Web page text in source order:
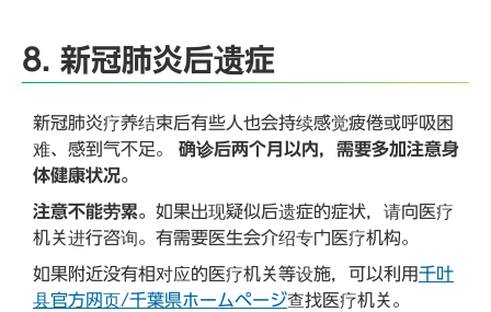
8. 新冠肺炎后遗症
新冠肺炎疗养结束后有些人也会持续感觉疲倦或呼吸困
难、感到气不足。 确诊后两个月以内，需要多加注意身
体健康状况。
注意不能劳累。 如果出现疑似后遗症的症状，请向医疗
机关进行咨询。有需要医生会介绍专门医疗机构。
如果附近没有相对应的医疗机关等设施，可以利用千叶
县官方网页/千葉県ホームページ查找医疗机关。